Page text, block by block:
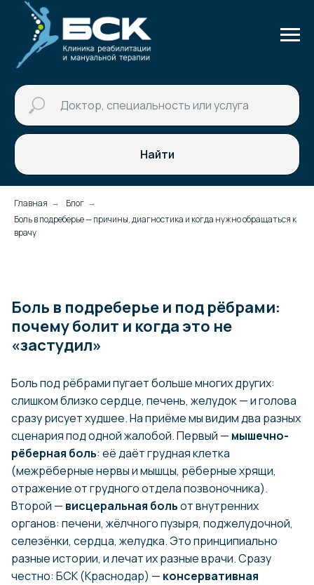
Найти
Главная → Блог →
Боль в подреберье — причины, диагностика и когда нужно обращаться к
врачу
Боль в подреберье и под рёбрами:
почему болит и когда это не
«застудил»
Боль под рёбрами пугает больше многих других:
слишком близко сердце, печень, желудок — и голова
сразу рисует худшее. На приёме мы видим два разных
сценария под одной жалобой. Первый — мышечно-
рёберная боль: её даёт грудная клетка
(межрёберные нервы и мышцы, рёберные хрящи,
отражение от грудного отдела позвоночника).
Второй — висцеральная больот внутренних
органов: печени, жёлчного пузыря, поджелудочной,
селезёнки, сердца, желудка. Это принципиально
разные истории, и лечат их разные врачи. Сразу
честно: БСК (Краснодар) — консервативная